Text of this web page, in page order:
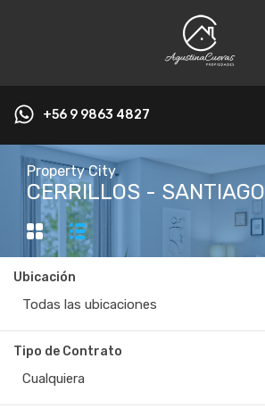
+56 9 9863 4827
Property City
CERRILLOS - SANTIAGO
Ubicación
Todas las ubicaciones
Tipo de Contrato
Cualquiera